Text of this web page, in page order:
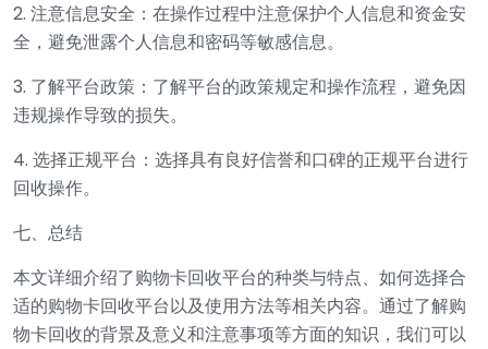
2. 注意信息安全：在操作过程中注意保护个人信息和资金安
全，避免泄露个人信息和密码等敏感信息。
3. 了解平台政策：了解平台的政策规定和操作流程，避免因
违规操作导致的损失。
4. 选择正规平台：选择具有良好信誉和口碑的正规平台进行
回收操作。
七、总结
本文详细介绍了购物卡回收平台的种类与特点、如何选择合
适的购物卡回收平台以及使用方法等相关内容。通过了解购
物卡回收的背景及意义和注意事项等方面的知识，我们可以